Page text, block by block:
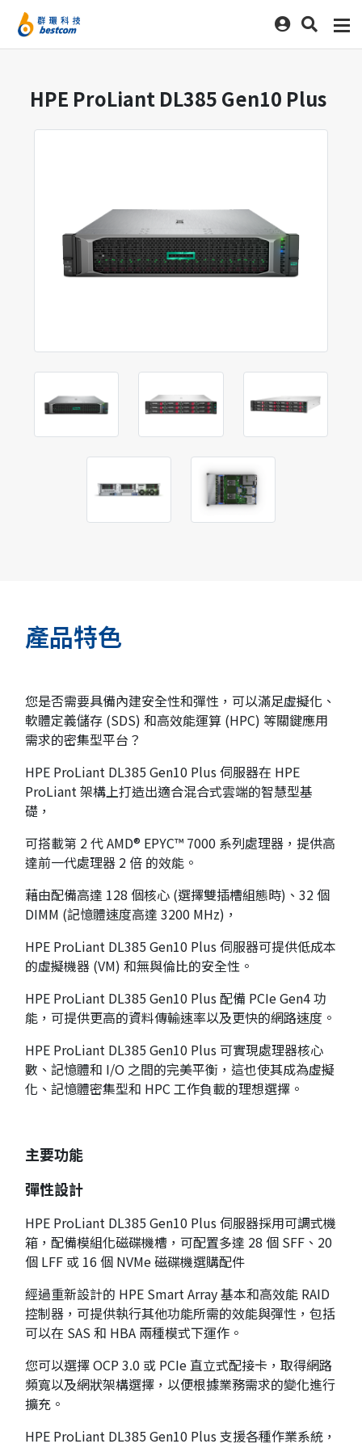
HPE ProLiant DL385 Gen10 Plus
產品特色
您是否需要具備內建安全性和彈性，可以滿足虛擬化、
軟體定義儲存 (SDS) 和高效能運算 (HPC) 等關鍵應用
需求的密集型平台？
HPE ProLiant DL385 Gen10 Plus 伺服器在 HPE
ProLiant 架構上打造出適合混合式雲端的智慧型基
礎，
可搭載第 2 代 AMD® EPYC™ 7000 系列處理器，提供高
達前一代處理器 2 倍 的效能。
藉由配備高達 128 個核心 (選擇雙插槽組態時)、32 個
DIMM (記憶體速度高達 3200 MHz)，
HPE ProLiant DL385 Gen10 Plus 伺服器可提供低成本
的虛擬機器 (VM) 和無與倫比的安全性。
HPE ProLiant DL385 Gen10 Plus 配備 PCIe Gen4 功
能，可提供更高的資料傳輸速率以及更快的網路速度。
HPE ProLiant DL385 Gen10 Plus 可實現處理器核心
數、記憶體和 I/O 之間的完美平衡，這也使其成為虛擬
化、記憶體密集型和 HPC 工作負載的理想選擇。
主要功能
彈性設計
HPE ProLiant DL385 Gen10 Plus 伺服器採用可調式機
箱，配備模組化磁碟機槽，可配置多達 28 個 SFF、20
個 LFF 或 16 個 NVMe 磁碟機選購配件
經過重新設計的 HPE Smart Array 基本和高效能 RAID
控制器，可提供執行其他功能所需的效能與彈性，包括
可以在 SAS 和 HBA 兩種模式下運作。
您可以選擇 OCP 3.0 或 PCIe 直立式配接卡，取得網路
頻寬以及網狀架構選擇，以便根據業務需求的變化進行
擴充。
HPE ProLiant DL385 Gen10 Plus 支援各種作業系統，